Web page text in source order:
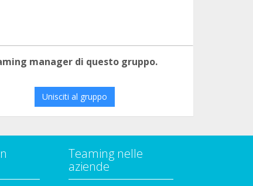
manager di questo gruppo.
Unisciti al gruppo
Teaming nelle
aziende